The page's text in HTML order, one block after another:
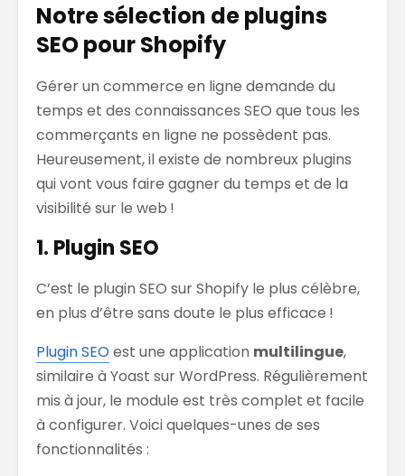
Notre sélection de plugins
SEO pour Shopify
Gérer un commerce en ligne demande du
temps et des connaissances SEO que tous les
commerçants en ligne ne possèdent pas.
Heureusement, il existe de nombreux plugins
qui vont vous faire gagner du temps et de la
visibilité sur le web !
1. Plugin SEO
C’est le plugin SEO sur Shopify le plus célèbre,
en plus d’être sans doute le plus efficace !
Plugin SEOest une application multilingue,
similaire à Yoast sur WordPress. Régulièrement
mis à jour, le module est très complet et facile
à configurer. Voici quelques-unes de ses
fonctionnalités :